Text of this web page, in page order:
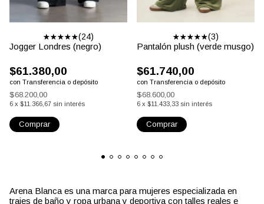
Jogger Londres (negro)
(24)
$68.200,00
6 x $11.366,67 sin interés
$61.380,00
con Transferencia o depósito
Comprar
Pantalón plush (verde musgo)
(3)
$68.600,00
6 x $11.433,33 sin interés
$61.740,00
con Transferencia o depósito
Comprar
Arena Blanca es una marca para mujeres especializada en
trajes de baño y ropa urbana y deportiva con talles reales e